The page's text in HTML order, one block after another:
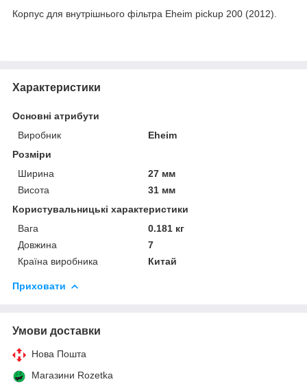
Корпус для внутрішнього фільтра Eheim pickup 200 (2012).
Характеристики
Основні атрибути
Виробник
Eheim
Розміри
Ширина
27 мм
Висота
31 мм
Користувальницькі характеристики
Вага
0.181 кг
Довжина
7
Країна виробника
Китай
Приховати
Умови доставки
Нова Пошта
Магазини Rozetka